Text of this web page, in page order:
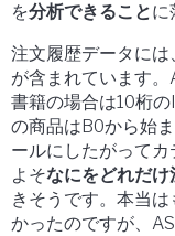
を分析できることに
注文履歴データには
が含まれています。
書籍の場合は10桁の
の商品はB0から始
ールにしたがって
よそなにをどれだ
きそうです。 本当は
かったのですが、